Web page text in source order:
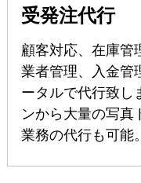
受発注代行
顧客対応、在庫管
業者管理、入金管
ータルで代行致し
ンから大量の写真
業務の代行も可能。